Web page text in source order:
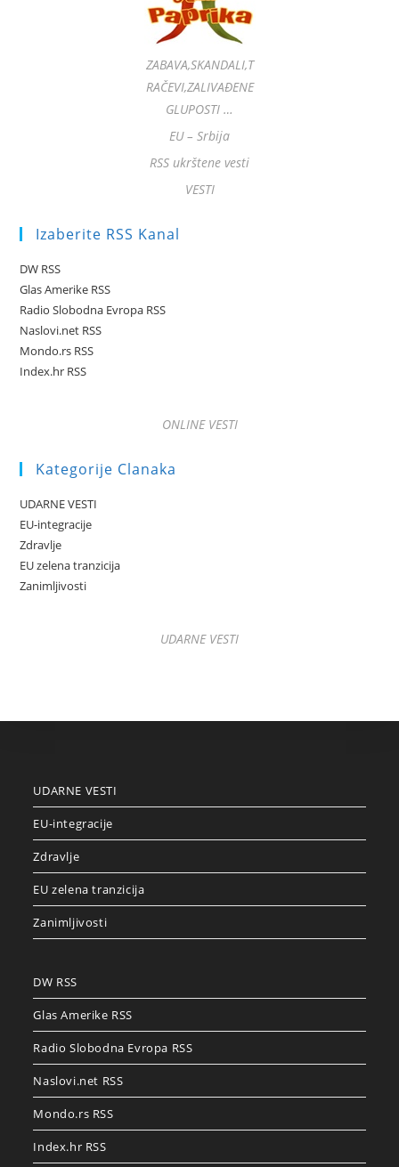
ZABAVA,SKANDALI,T
RAČEVI,ZALIVAĐENE
GLUPOSTI …
EU – Srbija
RSS ukrštene vesti
VESTI
Izaberite RSS Kanal
DW RSS
Glas Amerike RSS
Radio Slobodna Evropa RSS
Naslovi.net RSS
Mondo.rs RSS
Index.hr RSS
ONLINE VESTI
Kategorije Clanaka
UDARNE VESTI
EU-integracije
Zdravlje
EU zelena tranzicija
Zanimljivosti
UDARNE VESTI
UDARNE VESTI
EU-integracije
Zdravlje
EU zelena tranzicija
Zanimljivosti
DW RSS
Glas Amerike RSS
Radio Slobodna Evropa RSS
Naslovi.net RSS
Mondo.rs RSS
Index.hr RSS